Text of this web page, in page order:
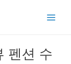
펜션 수